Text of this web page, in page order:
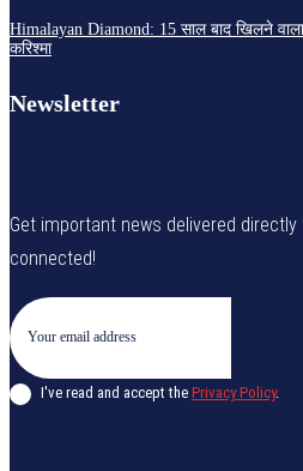
Himalayan Diamond: 15 साल बाद खिलने
करिश्मा
Newsletter
Get important news delivered
connected!
I've read and accept the Privacy Policy.